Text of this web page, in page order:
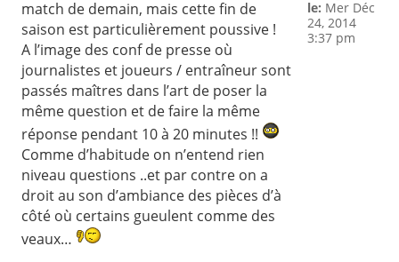
match de demain, mais cette fin de
saison est particulièrement poussive !
A l’image des conf de presse où
journalistes et joueurs / entraîneur sont
passés maîtres dans l’art de poser la
même question et de faire la même
réponse pendant 10 à 20 minutes !!
Comme d’habitude on n’entend rien
niveau questions ..et par contre on a
droit au son d’ambiance des pièces d’à
côté où certains gueulent comme des
veaux…
le: Mer Déc
24, 2014
3:37 pm